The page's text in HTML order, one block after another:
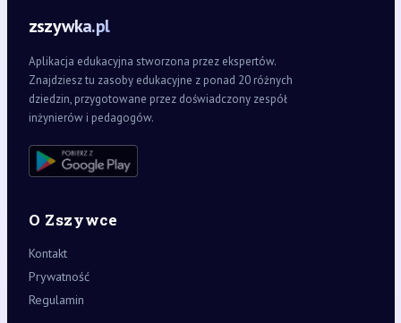
zszywka.pl
Aplikacja edukacyjna stworzona przez ekspertów.
Znajdziesz tu zasoby edukacyjne z ponad 20 różnych
dziedzin, przygotowane przez doświadczony zespół
inżynierów i pedagogów.
O Zszywce
Kontakt
Prywatność
Regulamin